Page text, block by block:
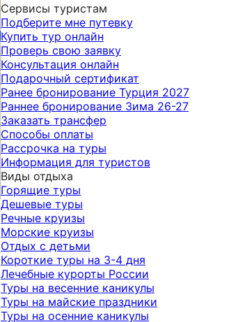
Сервисы туристам
Подберите мне путевку
Купить тур онлайн
Проверь свою заявку
Консультация онлайн
Подарочный сертификат
Ранее бронирование Турция 2027
Раннее бронирование Зима 26-27
Заказать трансфер
Способы оплаты
Рассрочка на туры
Информация для туристов
Виды отдыха
Горящие туры
Дешевые туры
Речные круизы
Морские круизы
Отдых с детьми
Короткие туры на 3-4 дня
Лечебные курорты России
Туры на весенние каникулы
Туры на майские праздники
Туры на осенние каникулы